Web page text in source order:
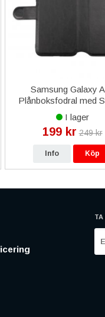
Samsung Galaxy
Plånboksfodral med
Svart
I lager
199 kr 249 kr
Info Köp
TA